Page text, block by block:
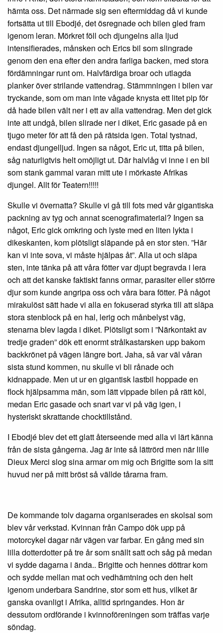
hämta oss. Det närmade sig sen eftermiddag då vi kunde
fortsätta ut till Ebodjé, det ösregnade och bilen gled fram
igenom leran. Mörkret föll och djungelns alla ljud
intensifierades, månsken och Erics bil som slingrade
genom den ena efter den andra farliga backen, med stora
fördämningar runt om. Halvfärdiga broar och utlagda
planker över strilande vattendrag. Stämmningen i bilen var
tryckande, som om man inte vågade knysta ett litet pip för
då hade bilen vält ner i ett av alla vattendrag. Men det gick
inte att undgå, bilen slirade ner i diket, Eric gasade på en
tjugo meter för att få den på rätsida igen. Total tystnad,
endast djungelljud. Ingen sa något, Eric ut, titta på bilen,
såg naturligtvis helt omöjligt ut. Där halvlåg vi inne i en bil
som stank gammal varan mitt ute i mörkaste Afrikas
djungel. Allt för Teatern!!!!!
Skulle vi övernatta? Skulle vi gå till fots med vår gigantiska
packning av tyg och annat scenografimaterial? Ingen sa
något, Eric gick omkring och lyste med en liten lykta i
dikeskanten, kom plötsligt släpande på en stor sten. ”Här
kan vi inte sova, vi måste hjälpas åt”. Alla ut och släpa
sten, inte tänka på att våra fötter var djupt begravda i lera
och att det kanske faktiskt fanns ormar, parasiter eller större
djur som kunde angripa oss och våra bara fötter. På något
mirakulöst sätt hade vi alla en fokuserad styrka till att släpa
stora stenblock på en hal, lerig och månbelyst väg,
stenarna blev lagda i diket. Plötsligt som i ”Närkontakt av
tredje graden” dök ett enormt strålkastarsken upp bakom
backkrönet på vägen längre bort. Jaha, så var väl våran
sista stund kommen, nu skulle vi bli rånade och
kidnappade. Men ut ur en gigantisk lastbil hoppade en
flock hjälpsamma män, som lätt vippade bilen på rätt köl,
medan Eric gasade och snart var vi på väg igen, i
hysteriskt skrattande chocktillstånd.
I Ebodjé blev det ett glatt återseende med alla vi lärt känna
från de sista gångerna. Jag är inte så lättrörd men när lille
Dieux Merci slog sina armar om mig och Brigitte som la sitt
huvud ner på mitt bröst så vällde tårarna fram.
De kommande tolv dagarna organiserades en skolsal som
blev vår verkstad. Kvinnan från Campo dök upp på
motorcykel dagar när vägen var farbar. En gång med sin
lilla dotterdotter på tre år som snällt satt och såg på medan
vi sydde dagarna i ända.. Brigitte och hennes döttrar kom
och sydde mellan mat och vedhämtning och den helt
igenom underbara Sandrine, stor som ett hus, vilket är
ganska ovanligt i Afrika, alltid springandes. Hon är
dessutom ordförande i kvinnoföreningen som träffas varje
söndag.